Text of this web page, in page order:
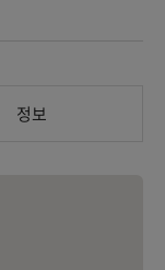
정보